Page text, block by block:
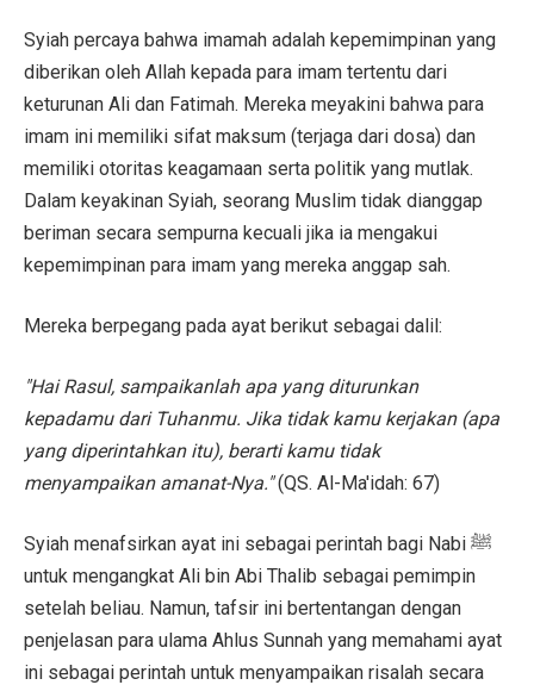
Syiah percaya bahwa imamah adalah kepemimpinan yang
diberikan oleh Allah kepada para imam tertentu dari
keturunan Ali dan Fatimah. Mereka meyakini bahwa para
imam ini memiliki sifat maksum (terjaga dari dosa) dan
memiliki otoritas keagamaan serta politik yang mutlak.
Dalam keyakinan Syiah, seorang Muslim tidak dianggap
beriman secara sempurna kecuali jika ia mengakui
kepemimpinan para imam yang mereka anggap sah.
Mereka berpegang pada ayat berikut sebagai dalil:
"Hai Rasul, sampaikanlah apa yang diturunkan
kepadamu dari Tuhanmu. Jika tidak kamu kerjakan (apa
yang diperintahkan itu), berarti kamu tidak
menyampaikan amanat-Nya."(QS. Al-Ma'idah: 67)
Syiah menafsirkan ayat ini sebagai perintah bagi Nabi ﷺ
untuk mengangkat Ali bin Abi Thalib sebagai pemimpin
setelah beliau. Namun, tafsir ini bertentangan dengan
penjelasan para ulama Ahlus Sunnah yang memahami ayat
ini sebagai perintah untuk menyampaikan risalah secara